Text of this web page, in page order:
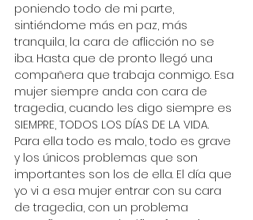
poniendo todo de mi parte,
sintiéndome más en paz, más
tranquila, la cara de aflicción no se
iba. Hasta que de pronto llegó una
compañera que trabaja conmigo. Esa
mujer siempre anda con cara de
tragedia, cuando les digo siempre es
SIEMPRE, TODOS LOS DÍAS DE LA VIDA.
Para ella todo es malo, todo es grave
y los únicos problemas que son
importantes son los de ella. El día que
yo vi a esa mujer entrar con su cara
de tragedia, con un problema